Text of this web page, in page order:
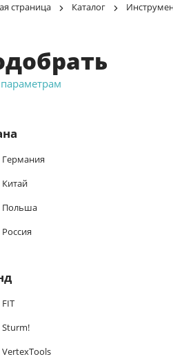
страница Каталог
Германия
Китай
Польша
Россия
FIT
Sturm!
VertexTools